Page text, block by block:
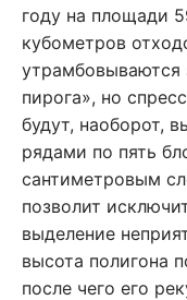
году на площади
кубометров
утрамбовываются
пирога», но
будут, наоборот,
рядами по пять
сантиметровым
позволит
выделение
высота полигона
после чего его